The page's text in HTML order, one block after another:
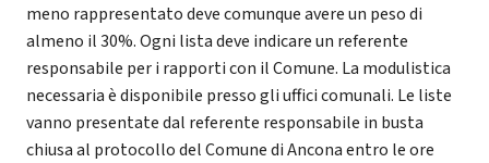
meno rappresentato deve comunque avere un peso di
almeno il 30%. Ogni lista deve indicare un referente
responsabile per i rapporti con il Comune. La modulistica
necessaria è disponibile presso gli uffici comunali. Le liste
vanno presentate dal referente responsabile in busta
chiusa al protocollo del Comune di Ancona entro le ore